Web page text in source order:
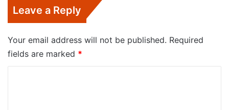
Leave a Reply
Your email address will not be published. Required
fields are marked *